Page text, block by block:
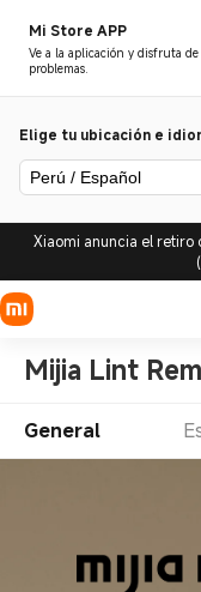
Mi Store APP
Ve a la aplicación y disfruta
problemas.
Elige tu ubicación e
Perú / Español
Xiaomi anuncia el retiro
Mijia Lint
General